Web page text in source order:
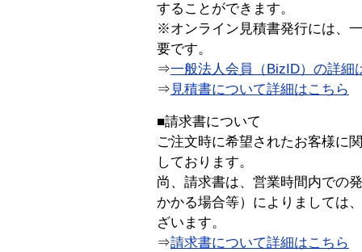
することができます。
※オンライン見積書発行には、
要です。
⇒一般法人会員（BizID）の詳細
⇒ 見積書について詳細はこちら
■請求書について
ご注文時に希望されたお客様に
しております。
尚、請求書は、営業時間内での
かかる場合等）によりましては
ざいます。
⇒請求書について詳細はこちら